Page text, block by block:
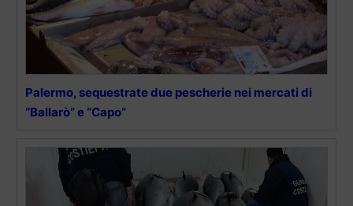
Palermo, sequestrate due pescherie nei mercati di
“Ballarò” e “Capo”